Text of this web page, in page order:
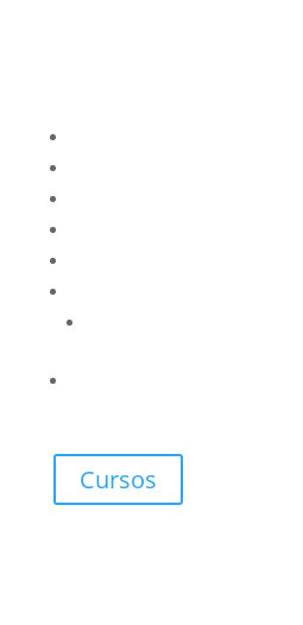
Cursos